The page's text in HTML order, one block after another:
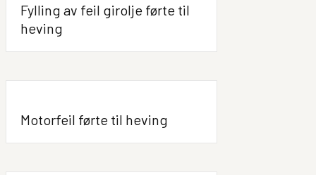
Fylling av feil girolje førte til
heving
Motorfeil førte til heving